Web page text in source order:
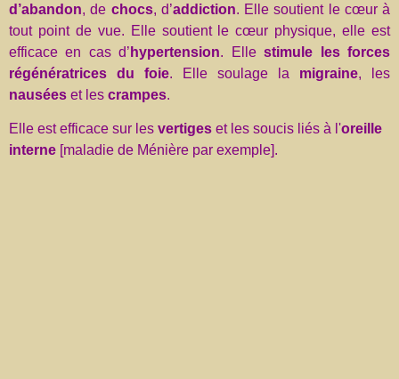
d’abandon, de chocs, d’addiction. Elle soutient le cœur à
tout point de vue. Elle soutient le cœur physique, elle est
efficace en cas d’ hypertension. Ellestimule les forces
régénératrices du foie. Elle soulage la migraine, les
nausées et les crampes.
Elle est efficace sur les vertiges et les soucis liés à l'oreille
interne [maladie de Ménière par exemple].